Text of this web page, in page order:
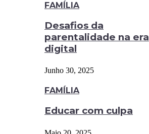
FAMÍLIA
Desafios da
parentalidade na era
digital
Junho 30, 2025
FAMÍLIA
Educar com culpa